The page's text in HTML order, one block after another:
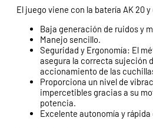
El juego viene con la batería AK 20 y
Baja generación de ruidos y
Manejo sencillo.
Seguridad y Ergonomía: El
asegura la correcta sujeción
accionamiento de las
Proporciona un nivel de
impercetibles gracias a su
potencia.
Excelente autonomía y